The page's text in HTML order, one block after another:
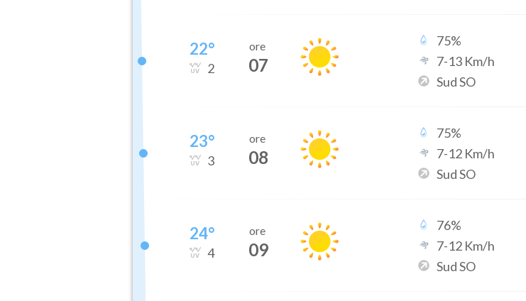
22°
2
ore
07
75%
7-13 Km/h
Sud SO
23°
3
ore
08
75%
7-12 Km/h
Sud SO
24°
4
ore
09
76%
7-12 Km/h
Sud SO